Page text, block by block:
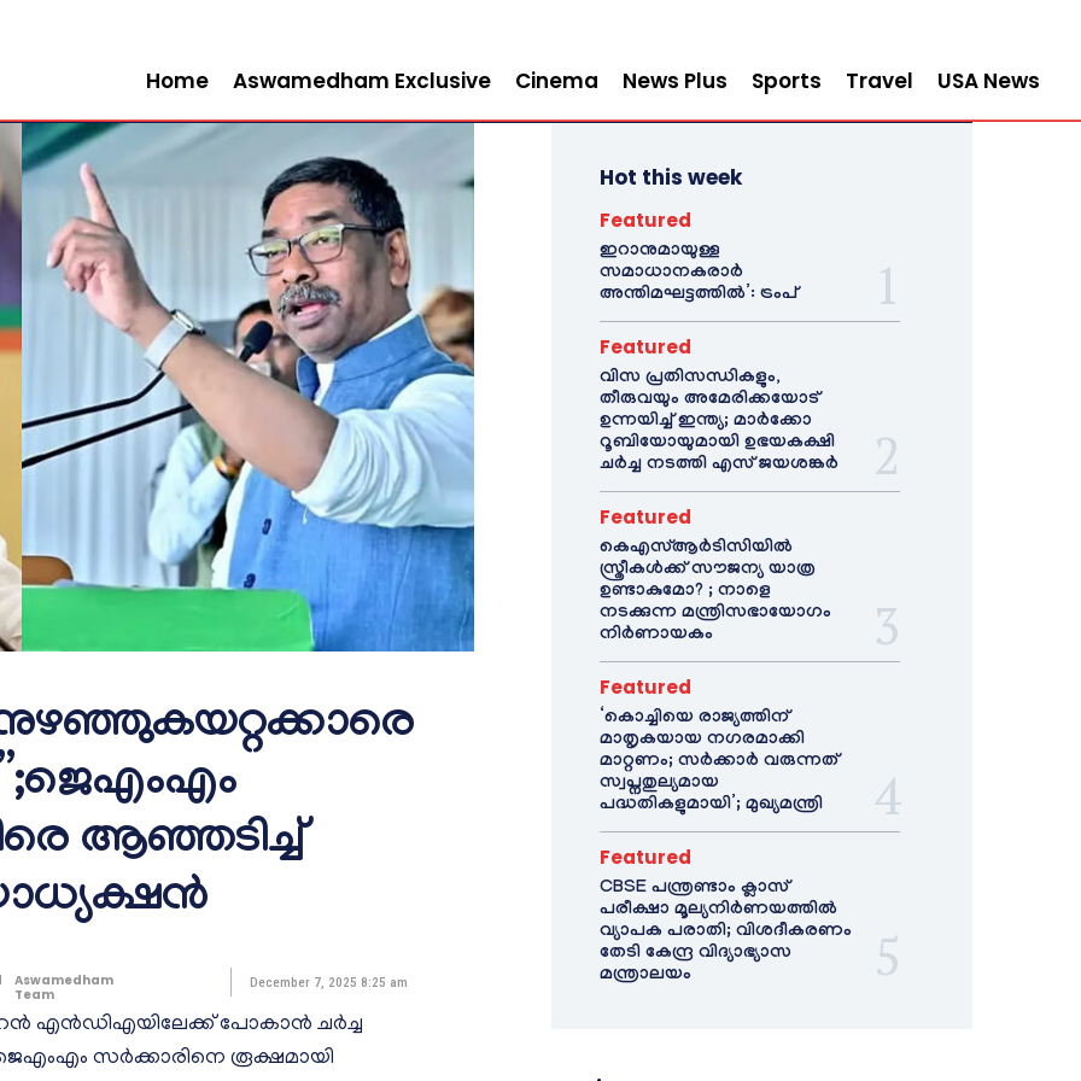
Home Aswamedham Exclusive Cinema News Plus Sports Travel USA News
നുഴഞ്ഞുകയറ്റക്കാരെ
ആഞ്ഞടിച്ച്
Aswamedham
Team
December 7, 2025 8:25 am
എൻ‍ഡിഎയിലേക്ക് പോകാൻ ചർച്ച
സർക്കാരിനെ രൂക്ഷമായി
Hot this week
Featured
ഇറാനുമായുള്ള
സമാധാനകരാർ
അന്തിമഘട്ടത്തിൽ‌’: ട്രംപ്
Featured
വിസ പ്രതിസന്ധികളും,
തീരുവയും അമേരിക്കയോട്
ഉന്നയിച്ച് ഇന്ത്യ; മാർക്കോ
റൂബിയോയുമായി ഉഭയകക്ഷി
ചർച്ച നടത്തി എസ് ജയശങ്കർ
Featured
കെഎസ്ആർടിസിയിൽ
സ്ത്രീകൾക്ക് സൗജന്യ യാത്ര
ഉണ്ടാകുമോ? ; നാളെ
നടക്കുന്ന മന്ത്രിസഭായോഗം
നിർണായകം
Featured
‘കൊച്ചിയെ രാജ്യത്തിന്
മാതൃകയായ നഗരമാക്കി
മാറ്റണം; സർക്കാർ വരുന്നത്
സ്വപ്നതുല്യമായ
പദ്ധതികളുമായി’; മുഖ്യമന്ത്രി
Featured
CBSE പന്ത്രണ്ടാം ക്ലാസ്
പരീക്ഷാ മൂല്യനിർണയത്തിൽ
വ്യാപക പരാതി; വിശദീകരണം
തേടി കേന്ദ്ര വിദ്യാഭ്യാസ
മന്ത്രാലയം